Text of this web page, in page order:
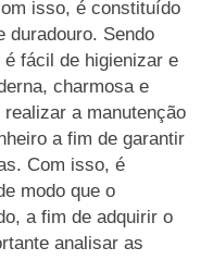
isso, é constituído
duradouro. Sendo
fácil de higienizar e
charmosa e
a manutenção
a fim de garantir
Com isso, é
modo que o
a fim de adquirir o
analisar as